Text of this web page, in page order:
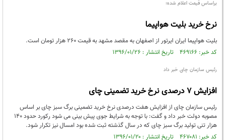
براساس قیمت اعلام شده؛
نرخ خرید بلیت هواپیما
بلیت هواپیما ایران ایرتور از اصفهان به مقصد مشهد به قیمت 260 هزار تومان است.
کد خبر: ۴۶۹۱۶۶ تاریخ انتشار : ۱۳۹۶/۰۱/۲۶
رئیس سازمان چای خبر داد
افزایش ۷ درصدی نرخ خرید تضمینی چای
رئیس سازمان چای از افزایش هفت درصدی نرخ خرید تضمینی برگ سبز چای بر اساس
مصوبه دولت خبر داد و گفت: با توجه به شرایط جوی پیش بینی می شود رکورد حدود ۱۴۰
هزار تنی تولید برگ سبز چای که در سال گذشته ثبت شده بود امسال نیز تکرار شود.
کد خبر: ۴۶۷۰۸۱ تاریخ انتشار : ۱۳۹۶/۰۱/۲۰